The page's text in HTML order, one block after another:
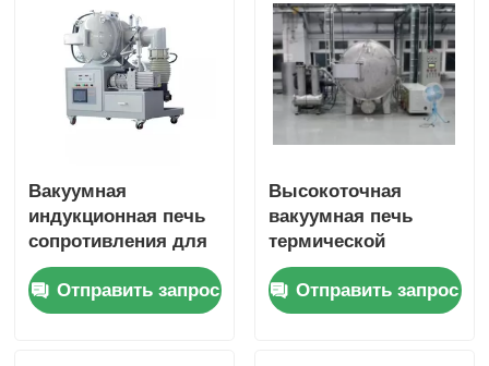
Вакуумная
индукционная печь
сопротивления для
производства
керамики
Отправить запрос
Высокоточная
вакуумная печь
термической
обработки
Отправить запрос